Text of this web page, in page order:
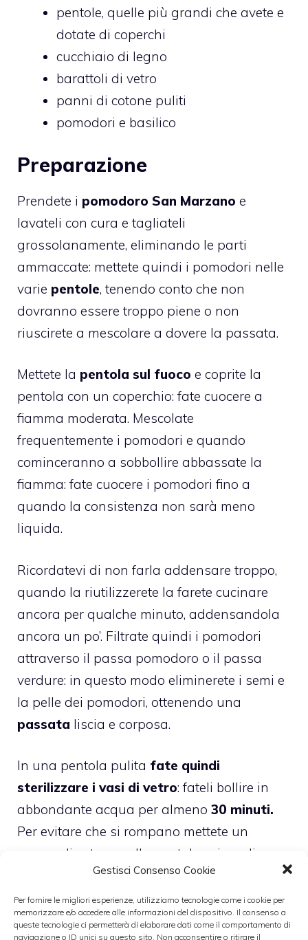
Gestisci Consenso Cookie
Per fornire le migliori esperienze, utilizziamo tecnologie come i cookie per
memorizzare e/o accedere alle informazioni del dispositivo. Il consenso a
queste tecnologie ci permetterà di elaborare dati come il comportamento di
navigazione o ID unici su questo sito. Non acconsentire o ritirare il
pentole, quelle più grandi che avete e
dotate di coperchi
cucchiaio di legno
barattoli di vetro
panni di cotone puliti
pomodori e basilico
Preparazione
Prendete i pomodoro San Marzano e
lavateli con cura e tagliateli
grossolanamente, eliminando le parti
ammaccate: mettete quindi i pomodori nelle
varie pentole, tenendo conto che non
dovranno essere troppo piene o non
riuscirete a mescolare a dovere la passata.
Mettete la pentola sul fuoco e coprite la
pentola con un coperchio: fate cuocere a
fiamma moderata. Mescolate
frequentemente i pomodori e quando
cominceranno a sobbollire abbassate la
fiamma: fate cuocere i pomodori fino a
quando la consistenza non sarà meno
liquida.
Ricordatevi di non farla addensare troppo,
quando la riutilizzerete la farete cucinare
ancora per qualche minuto, addensandola
ancora un po’. Filtrate quindi i pomodori
attraverso il passa pomodoro o il passa
verdure: in questo modo eliminerete i semi e
la pelle dei pomodori, ottenendo una
passata liscia e corposa.
In una pentola pulita fate quindi
sterilizzare i vasi di vetro: fateli bollire in
abbondante acqua per almeno 30 minuti.
Per evitare che si rompano mettete un
panno di cotone nella pentola prima di
metterla sul fuoco e inserite i lati dello
straccio tra i vari vasi.